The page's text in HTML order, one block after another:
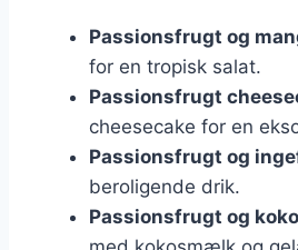
Passionsfrugt og
for en tropisk salat.
Passionsfrugt
cheesecake for en
Passionsfrugt og
beroligende drik.
Passionsfrugt og